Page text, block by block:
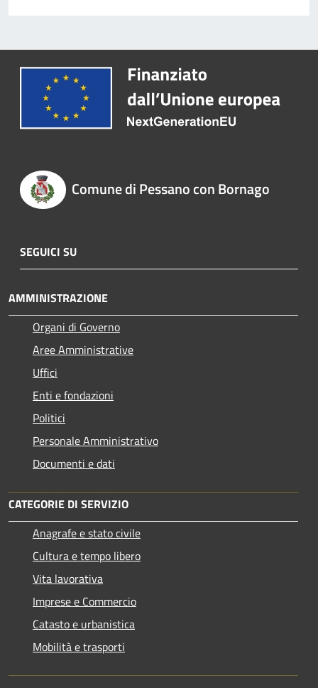
Comune di Pessano con Bornago
SEGUICI SU
AMMINISTRAZIONE
Organi di Governo
Aree Amministrative
Uffici
Enti e fondazioni
Politici
Personale Amministrativo
Documenti e dati
CATEGORIE DI SERVIZIO
Anagrafe e stato civile
Cultura e tempo libero
Vita lavorativa
Imprese e Commercio
Catasto e urbanistica
Mobilità e trasporti